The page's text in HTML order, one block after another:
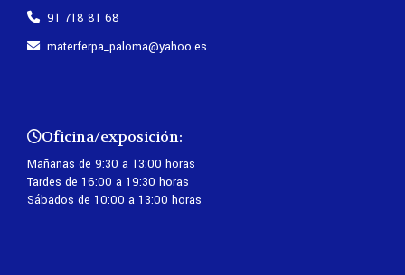
91 718 81 68
materferpa_paloma
yahoo.es
Oficina/exposición:
Mañanas de 9:30 a 13:00 horas
Tardes de 16:00 a 19:30 horas
Sábados de 10:00 a 13:00 horas